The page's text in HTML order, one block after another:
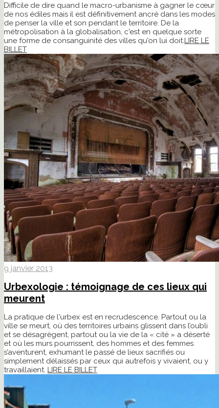
Difficile de dire quand le macro-urbanisme à gagner le cœur
de nos édiles mais il est définitivement ancré dans les modes
de penser la ville et son pendant le territoire. De la
métropolisation à la globalisation, c'est en quelque sorte
une forme de consanguinité des villes qu'on lui doit.LIRE LE
BILLET
9 janvier 2013
Urbexologie : témoignage de ces lieux qui
meurent
La pratique de l'urbex est en recrudescence. Partout ou la
ville se meurt, où des territoires urbains glissent dans l’oubli
et se désagrègent, partout ou la vie de la « cité » a déserté
et où les murs pourrissent, des hommes et des femmes
s’aventurent, exhumant le passé de lieux sacrifiés ou
simplement délaissés par ceux qui autrefois y vivaient, ou y
travaillaient. LIRE LE BILLET